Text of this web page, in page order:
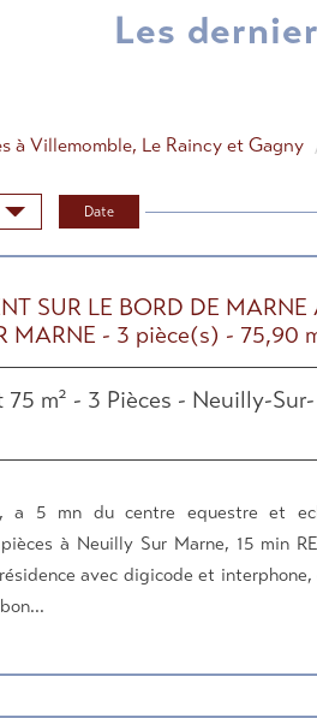
Les
à Villemomble, Le Raincy et Gagny
Date
SUR LE BORD DE MARNE
MARNE - 3 pièce(s) - 75,90
m² - 3 Pièces - Neuilly-Sur-
a 5 mn du centre equestre et
à Neuilly Sur Marne, 15 min
avec digicode et interphone,